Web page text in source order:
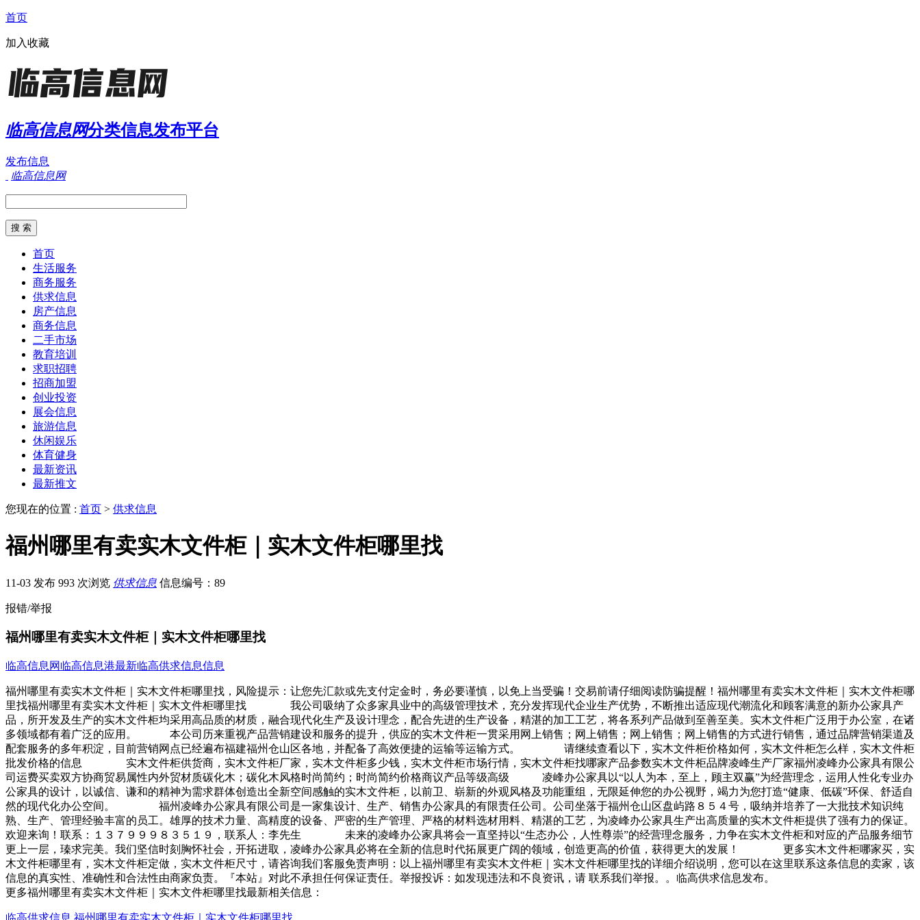
首页
加入收藏
临高信息网分类信息发布平台
发布信息
临高信息网
首页
生活服务
商务服务
供求信息
房产信息
商务信息
二手市场
教育培训
求职招聘
招商加盟
创业投资
展会信息
旅游信息
休闲娱乐
体育健身
最新资讯
最新推文
您现在的位置 : 首页 > 供求信息
福州哪里有卖实木文件柜｜实木文件柜哪里找
11-03 发布 993 次浏览 供求信息 信息编号：89
报错/举报
福州哪里有卖实木文件柜｜实木文件柜哪里找
临高信息网 临高信息港最新临高供求信息信息
福州哪里有卖实木文件柜｜实木文件柜哪里找，风险提示：让您先汇款或先支付定金时，务必要谨慎，以免上当受骗！交易前请仔细阅读防骗提醒！福州哪里有卖实木文件柜｜实木文件柜哪
里找福州哪里有卖实木文件柜｜实木文件柜哪里找 我公司吸纳了众多家具业中的高级管理技术，充分发挥现代企业生产优势，不断推出适应现代潮流化和顾客满意的新办公家具产
品，所开发及生产的实木文件柜均采用高品质的材质，融合现代化生产及设计理念，配合先进的生产设备，精湛的加工工艺，将各系列产品做到至善至美。实木文件柜广泛用于办公室，在诸
多领域都有着广泛的应用。 本公司历来重视产品营销建设和服务的提升，供应的实木文件柜一贯采用网上销售；网上销售；网上销售；网上销售的方式进行销售，通过品牌营销渠道及
配套服务的多年积淀，目前营销网点已经遍布福建福州仓山区各地，并配备了高效便捷的运输等运输方式。 请继续查看以下，实木文件柜价格如何，实木文件柜怎么样，实木文件柜
批发价格的信息 实木文件柜供货商，实木文件柜厂家，实木文件柜多少钱，实木文件柜市场行情，实木文件柜找哪家产品参数实木文件柜品牌凌峰生产厂家福州凌峰办公家具有限公
司运费买卖双方协商贸易属性内外贸材质碳化木；碳化木风格时尚简约；时尚简约价格商议产品等级高级 凌峰办公家具以“以人为本，至上，顾主双赢”为经营理念，运用人性化专业办
公家具的设计，以诚信、谦和的精神为需求群体创造出全新空间感触的实木文件柜，以前卫、崭新的外观风格及功能重组，无限延伸您的办公视野，竭力为您打造“健康、低碳”环保、舒适自
然的现代化办公空间。 福州凌峰办公家具有限公司是一家集设计、生产、销售办公家具的有限责任公司。公司坐落于福州仓山区盘屿路８５４号，吸纳并培养了一大批技术知识纯
熟、生产、管理经验丰富的员工。雄厚的技术力量、高精度的设备、严密的生产管理、严格的材料选材用料、精湛的工艺，为凌峰办公家具生产出高质量的实木文件柜提供了强有力的保证。
欢迎来询！联系：１３７９９９８３５１９，联系人：李先生 未来的凌峰办公家具将会一直坚持以“生态办公，人性尊崇”的经营理念服务，力争在实木文件柜和对应的产品服务细节
更上一层，瑧求完美。我们坚信时刻胸怀社会，开拓进取，凌峰办公家具必将在全新的信息时代拓展更广阔的领域，创造更高的价值，获得更大的发展！ 更多实木文件柜哪家买，实
木文件柜哪里有，实木文件柜定做，实木文件柜尺寸，请咨询我们客服免责声明：以上福州哪里有卖实木文件柜｜实木文件柜哪里找的详细介绍说明，您可以在这里联系这条信息的卖家，该
信息的真实性、准确性和合法性由商家负责。『本站』对此不承担任何保证责任。举报投诉：如发现违法和不良资讯，请 联系我们举报。。临高供求信息发布。
更多福州哪里有卖实木文件柜｜实木文件柜哪里找最新相关信息：